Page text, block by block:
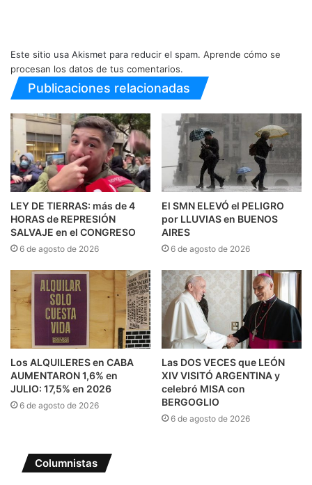
Este sitio usa Akismet para reducir el spam. Aprende cómo se
procesan los datos de tus comentarios.
Publicaciones relacionadas
LEY DE TIERRAS: más de 4
HORAS de REPRESIÓN
SALVAJE en el CONGRESO
6 de agosto de 2026
El SMN ELEVÓ el PELIGRO
por LLUVIAS en BUENOS
AIRES
6 de agosto de 2026
Los ALQUILERES en CABA
AUMENTARON 1,6% en
JULIO: 17,5% en 2026
6 de agosto de 2026
Las DOS VECES que LEÓN
XIV VISITÓ ARGENTINA y
celebró MISA con
BERGOGLIO
6 de agosto de 2026
Columnistas